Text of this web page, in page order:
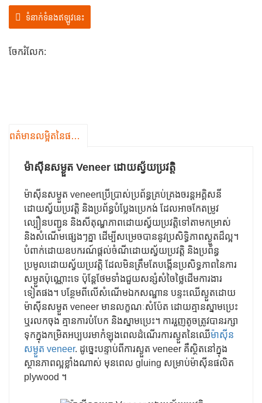
ទំនាក់ទំនងឥឡូវនេះ
ចែករំលែក:
ព​ត៌​មាន​លម្អិត​នៃ​ផលិតផល
ម៉ាស៊ីនសម្ងួត Veneer ដោយស្វ័យប្រវត្តិ
ម៉ាស៊ីនសម្ងួត veneerប្រើប្រាស់ប្រព័ន្ធគ្រប់គ្រងចរន្តអគ្គិសនី
ដោយស្វ័យប្រវត្តិ និងប្រព័ន្ធបំប្លែងប្រេកង់ ដែលអាចកែតម្រូវ
ល្បឿនបញ្ជូន និងសីតុណ្ហភាពដោយស្វ័យប្រវត្តិទៅតាមកម្រាស់
និងសំណើមផ្សេងៗគ្នា ដើម្បីសម្រេចបាននូវប្រសិទ្ធិភាពស្ងួតដ៏ល្អ។
បំពាក់ដោយឧបករណ៍ផ្តល់ចំណីដោយស្វ័យប្រវត្តិ និងប្រព័ន្ធ
ប្រមូលដោយស្វ័យប្រវត្តិ ដែលមិនត្រឹមតែបង្កើនប្រសិទ្ធភាពនៃការ
សម្ងួតប៉ុណ្ណោះទេ ប៉ុន្តែថែមទាំងជួយសន្សំសំចៃថ្លៃដើមការងារ
ទៀតផង។ បន្ថែមពីលើសំណើមឯកសណ្ឋាន បន្ទះឈើស្ងួតដោយ
ម៉ាស៊ីនសម្ងួត veneer មានលក្ខណៈសំប៉ែត ដោយគ្មានស្នាមប្រេះ
ឬរលកចុង គ្មានការបំបែក និងស្នាមប្រេះ។ ការរួញតូចត្រូវបានរក្សា
ទុកក្នុងកម្រិតអប្បបរមាកំឡុងពេលដំណើរការស្ងួតនៃឈើម៉ាស៊ីន
សម្ងួត veneer. ដូច្នេះបន្ទាប់ពីការស្ងួត veneer គឺស្ថិតនៅក្នុង
ស្ថានភាពល្អខ្លាំងណាស់ មុនពេល gluing សម្រាប់ម៉ាស៊ីនផលិត
plywood ។